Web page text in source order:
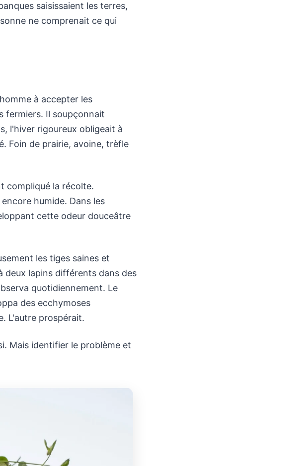
saisissaient les terres,
ne comprenait ce qui
à accepter les
fermiers. Il soupçonnait
l'hiver rigoureux obligeait à
Foin de prairie, avoine, trèfle
compliqué la récolte.
humide. Dans les
cette odeur douceâtre
les tiges saines et
deux lapins différents dans des
quotidiennement. Le
des ecchymoses
L'autre prospérait.
Mais identifier le problème et